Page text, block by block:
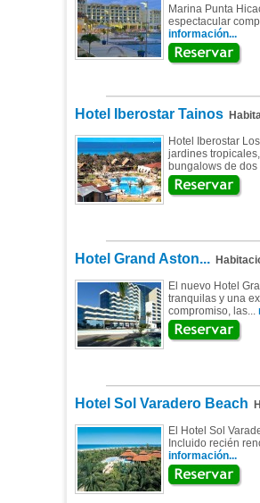
Marina Punta
espectacular
información...
Hotel Iberostar Tainos
Hotel Iberostar
jardines
bungalows de
Hotel Grand Aston...
El nuevo Hotel
tranquilas y una
compromiso, las...
Hotel Sol Varadero Beach
El Hotel Sol
Incluido recién
información...